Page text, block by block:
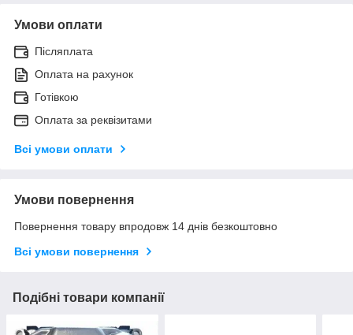
Умови оплати
Післяплата
Оплата на рахунок
Готівкою
Оплата за реквізитами
Всі умови оплати
Умови повернення
Повернення товару впродовж 14 днів безкоштовно
Всі умови повернення
Подібні товари компанії